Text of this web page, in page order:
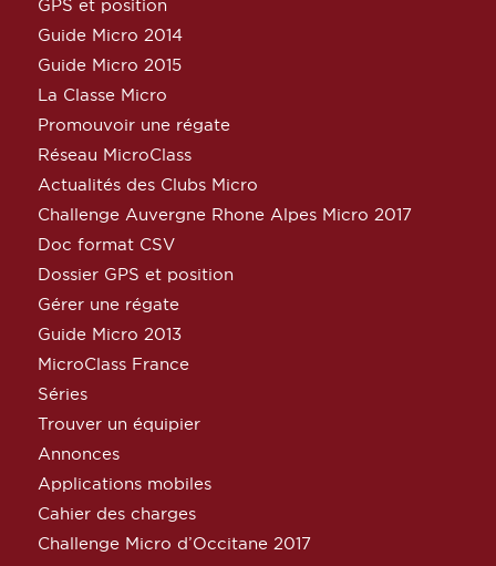
GPS et position
Guide Micro 2014
Guide Micro 2015
La Classe Micro
Promouvoir une régate
Réseau MicroClass
Actualités des Clubs Micro
Challenge Auvergne Rhone Alpes Micro 2017
Doc format CSV
Dossier GPS et position
Gérer une régate
Guide Micro 2013
MicroClass France
Séries
Trouver un équipier
Annonces
Applications mobiles
Cahier des charges
Challenge Micro d’Occitane 2017